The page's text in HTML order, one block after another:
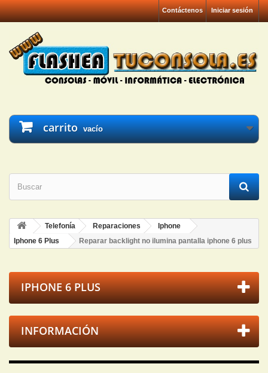
Iniciar sesión
Contáctenos
carrito vacío
Telefonía Reparaciones
Iphone
Iphone 6 Plus
Reparar backlight no ilumina pantalla iphone 6 plus
IPHONE 6 PLUS
INFORMACIÓN